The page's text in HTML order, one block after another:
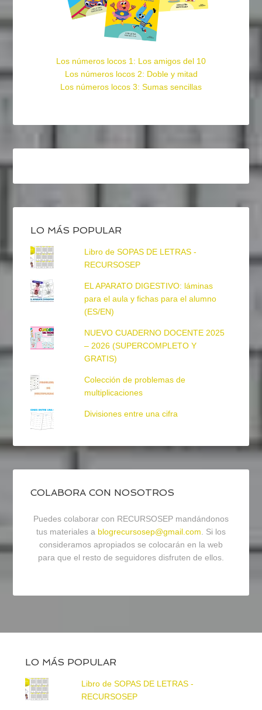
Los números locos 1: Los amigos del 10
Los números locos 2: Doble y mitad
Los números locos 3: Sumas sencillas
LO MÁS POPULAR
Libro de SOPAS DE LETRAS -
RECURSOSEP
EL APARATO DIGESTIVO: láminas
para el aula y fichas para el alumno
(ES/EN)
NUEVO CUADERNO DOCENTE 2025
– 2026 (SUPERCOMPLETO Y
GRATIS)
Colección de problemas de
multiplicaciones
Divisiones entre una cifra
COLABORA CON NOSOTROS
Puedes colaborar con RECURSOSEP mandándonos
tus materiales a blogrecursosep@gmail.com. Si los
consideramos apropiados se colocarán en la web
para que el resto de seguidores disfruten de ellos.
LO MÁS POPULAR
Libro de SOPAS DE LETRAS -
RECURSOSEP